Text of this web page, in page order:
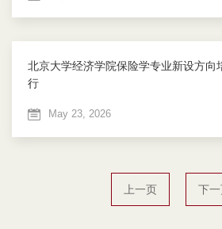
北京大学经济学院保险学专业新设方向
行
May 23, 2026
上一页 下